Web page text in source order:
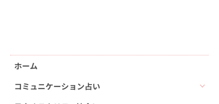
ホーム
コミュニケーション占い